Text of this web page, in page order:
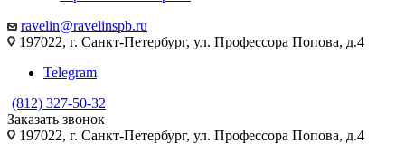
ravelin@ravelinspb.ru
197022, г. Санкт-Петербург, ул. Профессора Попова, д.4
Telegram
(812) 327-50-32
Заказать звонок
197022, г. Санкт-Петербург, ул. Профессора Попова, д.4